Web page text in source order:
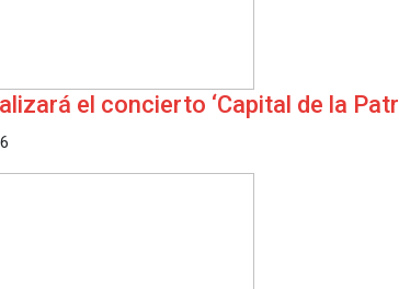
el concierto ‘Capital de la